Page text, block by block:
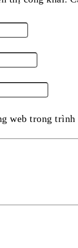
web trong